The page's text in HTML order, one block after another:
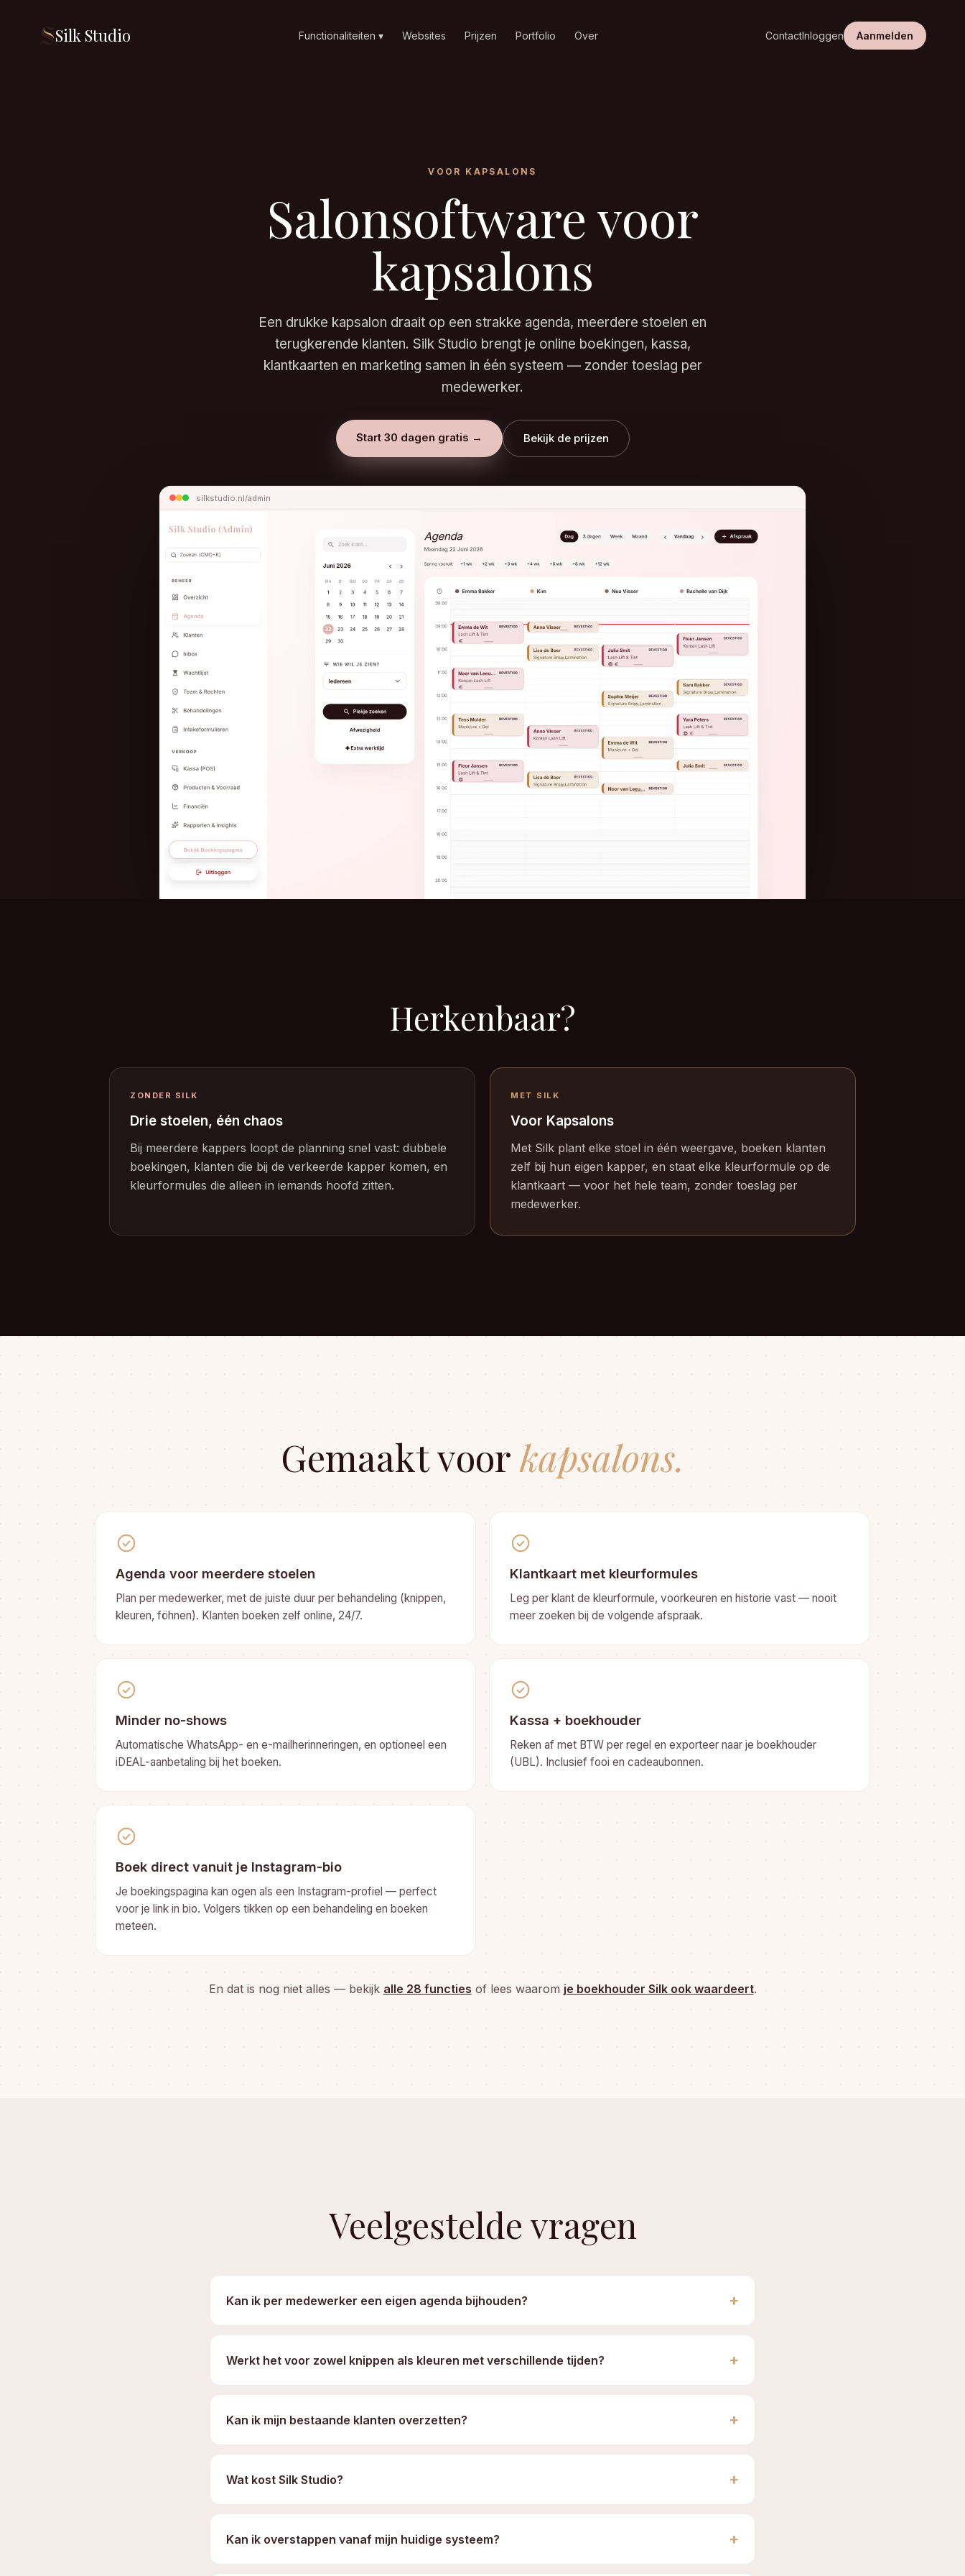
Silk Studio Functionaliteiten ▾ Websites Prijzen Portfolio Over ContactInloggen Aanmelden
VOOR KAPSALONS
Salonsoftware voor
kapsalons
Een drukke kapsalon draait op een strakke agenda, meerdere stoelen en
terugkerende klanten. Silk Studio brengt je online boekingen, kassa,
klantkaarten en marketing samen in één systeem — zonder toeslag per
medewerker.
Start 30 dagen gratis → Bekijk de prijzen
silkstudio.nl/admin
Herkenbaar?
ZONDER SILK
Drie stoelen, één chaos
Bij meerdere kappers loopt de planning snel vast: dubbele
boekingen, klanten die bij de verkeerde kapper komen, en
kleurformules die alleen in iemands hoofd zitten.
MET SILK
Voor Kapsalons
Met Silk plant elke stoel in één weergave, boeken klanten
zelf bij hun eigen kapper, en staat elke kleurformule op de
klantkaart — voor het hele team, zonder toeslag per
medewerker.
Gemaakt voorkapsalons.
Agenda voor meerdere stoelen
Plan per medewerker, met de juiste duur per behandeling (knippen,
kleuren, föhnen). Klanten boeken zelf online, 24/7.
Klantkaart met kleurformules
Leg per klant de kleurformule, voorkeuren en historie vast — nooit
meer zoeken bij de volgende afspraak.
Minder no-shows
Automatische WhatsApp- en e-mailherinneringen, en optioneel een
iDEAL-aanbetaling bij het boeken.
Kassa + boekhouder
Reken af met BTW per regel en exporteer naar je boekhouder
(UBL). Inclusief fooi en cadeaubonnen.
Boek direct vanuit je Instagram-bio
Je boekingspagina kan ogen als een Instagram-profiel — perfect
voor je link in bio. Volgers tikken op een behandeling en boeken
meteen.
En dat is nog niet alles — bekijk alle 28 functies of lees waarom je boekhouder Silk ook waardeert.
Veelgestelde vragen
Kan ik per medewerker een eigen agenda bijhouden? +
Werkt het voor zowel knippen als kleuren met verschillende tijden? +
Kan ik mijn bestaande klanten overzetten? +
Wat kost Silk Studio? +
Kan ik overstappen vanaf mijn huidige systeem? +